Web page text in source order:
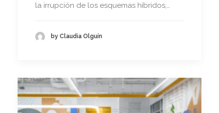
la irrupción de los esquemas híbridos,…
by Claudia Olguín